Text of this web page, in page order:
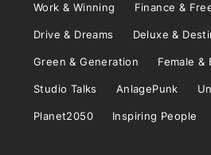
Work & Winning Finance &
Drive & Dreams Deluxe &
Green & Generation Female &
Studio Talks AnlagePunk
Planet2050 Inspiring People